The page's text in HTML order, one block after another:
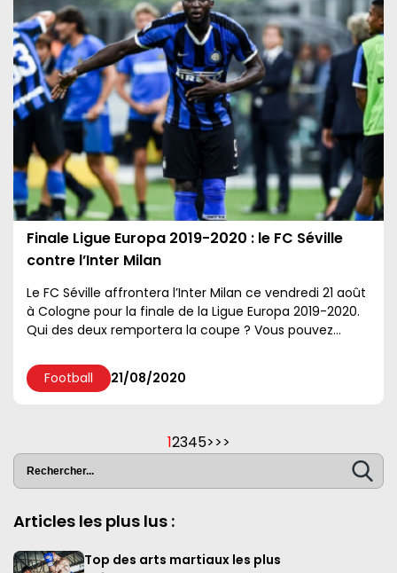
Finale Ligue Europa 2019-2020 : le FC Séville
contre l’Inter Milan
Le FC Séville affrontera l’Inter Milan ce vendredi 21 août
à Cologne pour la finale de la Ligue Europa 2019-2020.
Qui des deux remportera la coupe ? Vous pouvez
Football
21/08/2020
12345>>>
Articles les plus lus :
Top des arts martiaux les plus